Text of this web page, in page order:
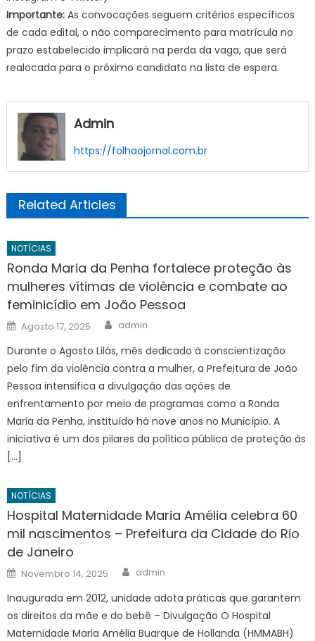
Importante:As convocações seguem critérios específicos
de cada edital, o não comparecimento para matrícula no
prazo estabelecido implicará na perda da vaga, que será
realocada para o próximo candidato na lista de espera.
Admin
https://folhaojornal.com.br
Related Articles
NOTÍCIAS
Ronda Maria da Penha fortalece proteção às
mulheres vítimas de violência e combate ao
feminicídio em João Pessoa
Posted
on
Agosto 17, 2025 Author
admin
Durante o Agosto Lilás, mês dedicado à conscientização
pelo fim da violência contra a mulher, a Prefeitura de João
Pessoa intensifica a divulgação das ações de
enfrentamento por meio de programas como a Ronda
Maria da Penha, instituído há nove anos no Município. A
iniciativa é um dos pilares da política pública de proteção às
[…]
NOTÍCIAS
Hospital Maternidade Maria Amélia celebra 60
mil nascimentos – Prefeitura da Cidade do Rio
de Janeiro
Posted
on
Novembro 14, 2025 Author
admin
Inaugurada em 2012, unidade adota práticas que garantem
os direitos da mãe e do bebê – Divulgação O Hospital
Maternidade Maria Amélia Buarque de Hollanda (HMMABH)